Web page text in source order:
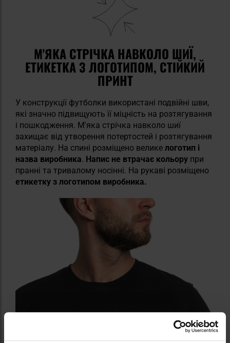
М'ЯКА СТРІЧКА НАВКОЛО ШИЇ,
ЕТИКЕТКА З ЛОГОТИПОМ, СТІЙКИЙ
ПРИНТ
У конструкції футболки використані подвійні шви,
які значно підвищують її міцність на розтягування
і пошкодження. М'яка стрічка навколо шиї
захищає від утворення потертостей і розтягування
матеріалу. На спині розміщено велике логотип і
назва виробника. Напис не втрачає кольору при
пранні та тривалому носінні. На рукаві розміщено
етикетку з логотипом виробника.